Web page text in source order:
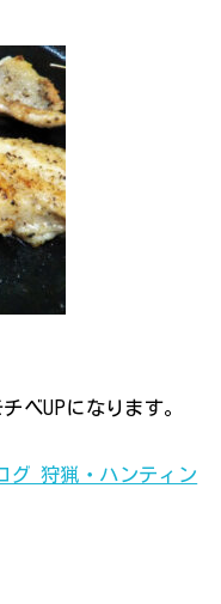
ベUPになります。